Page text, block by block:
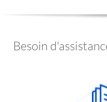
Besoin